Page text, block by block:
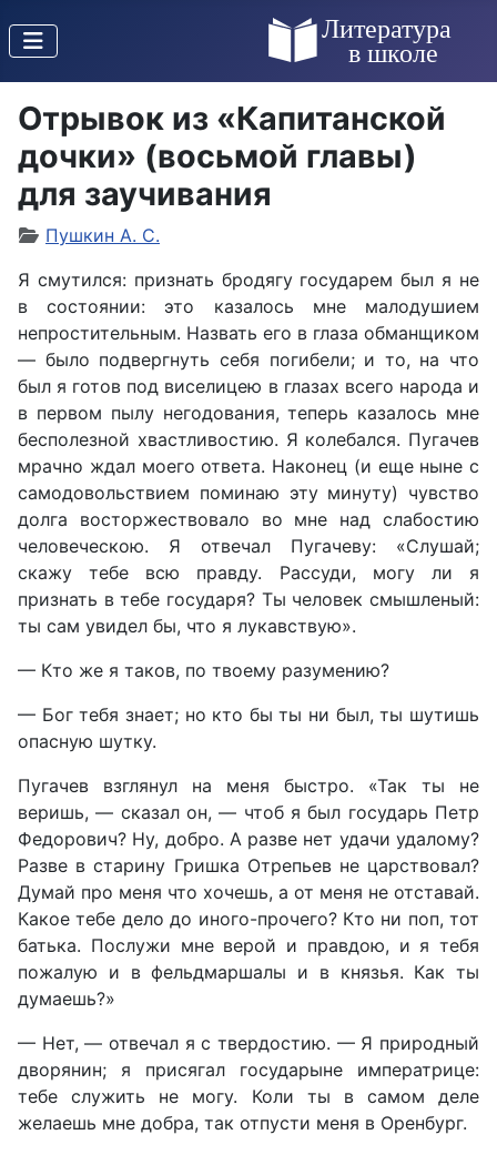
Отрывок из «Капитанской
дочки» (восьмой главы)
для заучивания
Пушкин А. С.
Я смутился: признать бродягу государем был я не
в состоянии: это казалось мне малодушием
непростительным. Назвать его в глаза обманщиком
— было подвергнуть себя погибели; и то, на что
был я готов под виселицею в глазах всего народа и
в первом пылу негодования, теперь казалось мне
бесполезной хвастливостию. Я колебался. Пугачев
мрачно ждал моего ответа. Наконец (и еще ныне с
самодовольствием поминаю эту минуту) чувство
долга восторжествовало во мне над слабостию
человеческою. Я отвечал Пугачеву: «Слушай;
скажу тебе всю правду. Рассуди, могу ли я
признать в тебе государя? Ты человек смышленый:
ты сам увидел бы, что я лукавствую».
— Кто же я таков, по твоему разумению?
— Бог тебя знает; но кто бы ты ни был, ты шутишь
опасную шутку.
Пугачев взглянул на меня быстро. «Так ты не
веришь, — сказал он, — чтоб я был государь Петр
Федорович? Ну, добро. А разве нет удачи удалому?
Разве в старину Гришка Отрепьев не царствовал?
Думай про меня что хочешь, а от меня не отставай.
Какое тебе дело до иного-прочего? Кто ни поп, тот
батька. Послужи мне верой и правдою, и я тебя
пожалую и в фельдмаршалы и в князья. Как ты
думаешь?»
— Нет, — отвечал я с твердостию. — Я природный
дворянин; я присягал государыне императрице:
тебе служить не могу. Коли ты в самом деле
желаешь мне добра, так отпусти меня в Оренбург.